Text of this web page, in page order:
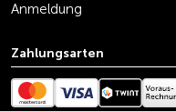
Anmeldung
Zahlungsarten